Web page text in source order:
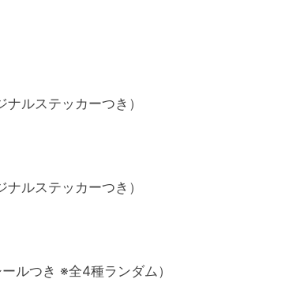
ルステッカーつき）
ルステッカーつき）
ルつき ※全4種ランダム）